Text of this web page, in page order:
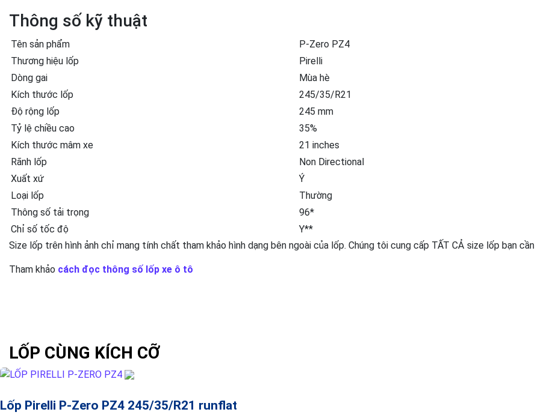
Thông số kỹ thuật
Tên sản phẩm
P-Zero PZ4
Thương hiệu lốp
Pirelli
Dòng gai
Mùa hè
Kích thước lốp
245/35/R21
Độ rộng lốp
245 mm
Tỷ lệ chiều cao
35%
Kích thước mâm xe
21 inches
Rãnh lốp
Non Directional
Xuất xứ
Ý
Loại lốp
Thường
Thông số tải trọng
96*
Chỉ số tốc độ
Y**
Size lốp trên hình ảnh chỉ mang tính chất tham khảo hình dạng bên ngoài của lốp. Chúng tôi cung cấp TẤT CẢ size lốp bạn cần
Tham khảo cách đọc thông số lốp xe ô tô
LỐP CÙNG KÍCH CỠ
Lốp Pirelli P-Zero PZ4 245/35/R21 runflat